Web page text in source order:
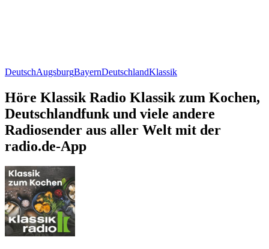
DeutschAugsburgBayernDeutschlandKlassik
Höre Klassik Radio Klassik zum Kochen,
Deutschlandfunk und viele andere
Radiosender aus aller Welt mit der
radio.de-App